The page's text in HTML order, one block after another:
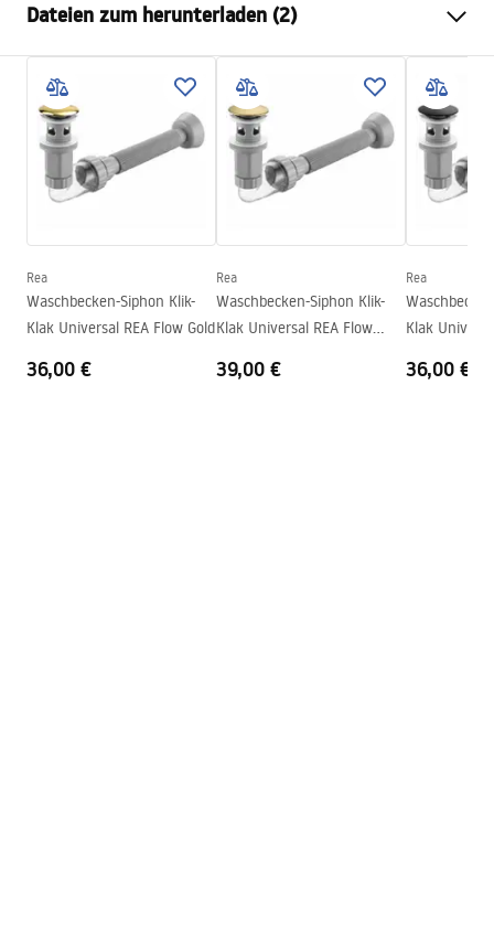
Material
Sanitärkeramik
Farbe
Weiß
Fertigstellung
Glänzend
Länge
485
Breite
340mm
Höhe
145
Form
Armaturloch
Nicht
Dateien zum herunterladen (2)
Anweisungen zum Einbau
Garantiebedingungen
Rea
Waschbecken-Siphon Klik-
Klak Universal REA Flow Gold
36,00 €
Rea
Waschbecken-Siphon Klik-
Klak Universal REA Flow
39,00 €
Rea
Klak
36,00 €